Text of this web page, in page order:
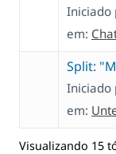
Iniciado
em:
Split:
Iniciado
em:
Visualizando 15